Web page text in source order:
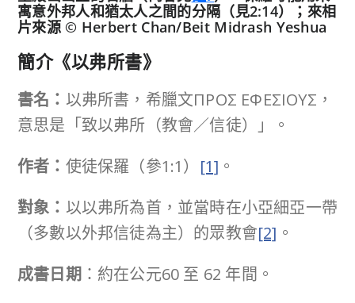
寓意外邦人和猶太人之間的分隔（見2:14）；來相
片來源 © Herbert Chan/Beit Midrash Yeshua
簡介《以弗所書》
書名： 以弗所書，希臘文ΠΡΟΣ ΕΦΕΣΙΟΥΣ，
意思是「致以弗所（教會／信徒）」。
作者： 使徒保羅（參1:1） [1] 。
對象： 以以弗所為首，並當時在小亞細亞一帶
（多數以外邦信徒為主）的眾教會[2] 。
成書日期：約在公元60 至 62 年間。